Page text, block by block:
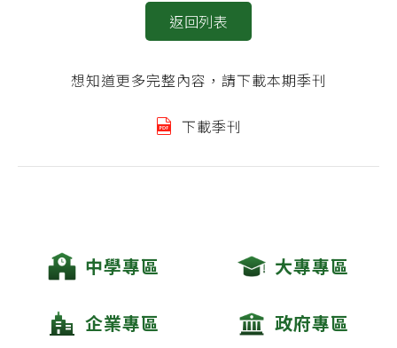
返回列表
想知道更多完整內容，請下載本期季刊
下載季刊
中學專區 大專專區
企業專區 政府專區